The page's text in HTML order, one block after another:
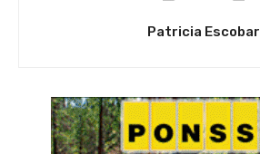
Patricia Escobar